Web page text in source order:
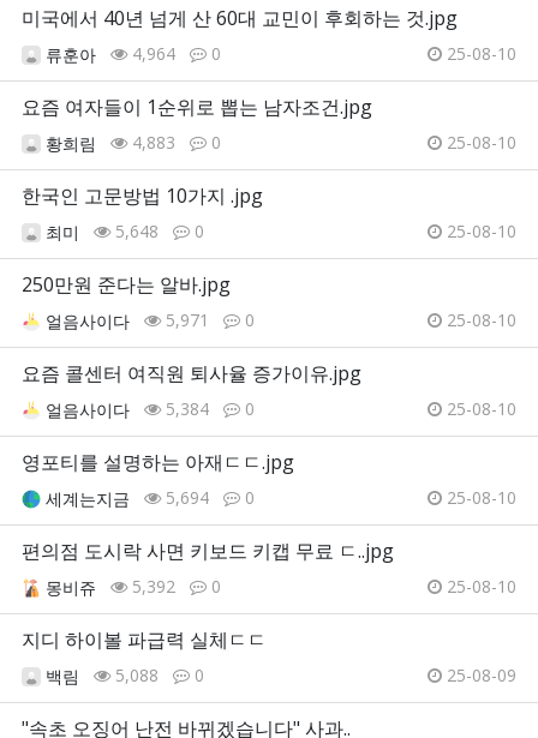
미국에서 40년 넘게 산 60대 교민이 후회하는 것.jpg
류훈아 4,964 0 25-08-10
요즘 여자들이 1순위로 뽑는 남자조건.jpg
황희림 4,883 0 25-08-10
한국인 고문방법 10가지 .jpg
최미 5,648 0 25-08-10
250만원 준다는 알바.jpg
얼음사이다 5,971 0 25-08-10
요즘 콜센터 여직원 퇴사율 증가이유.jpg
얼음사이다 5,384 0 25-08-10
영포티를 설명하는 아재ㄷㄷ.jpg
세계는지금 5,694 0 25-08-10
편의점 도시락 사면 키보드 키캡 무료 ㄷ..jpg
몽비쥬 5,392 0 25-08-10
지디 하이볼 파급력 실체ㄷㄷ
백림 5,088 0 25-08-09
"속초 오징어 난전 바뀌겠습니다" 사과..